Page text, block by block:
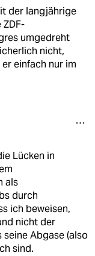
der langjährige
umgedreht
nicht,
einfach nur im
Lücken in
als
durch
ich beweisen,
nicht der
seine Abgase (also
sind.